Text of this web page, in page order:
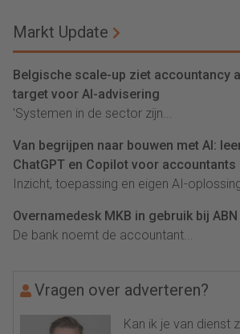
Markt Update
Belgische scale-up ziet accountancy
target voor AI-advisering
'Systemen in de sector zijn...
Van begrijpen naar bouwen met AI:
ChatGPT en Copilot voor accountants
Inzicht, toepassing en eigen AI-
Overnamedesk MKB in gebruik bij ABN
De bank noemt de accountant...
Vragen over adverteren?
Kan ik je van dienst